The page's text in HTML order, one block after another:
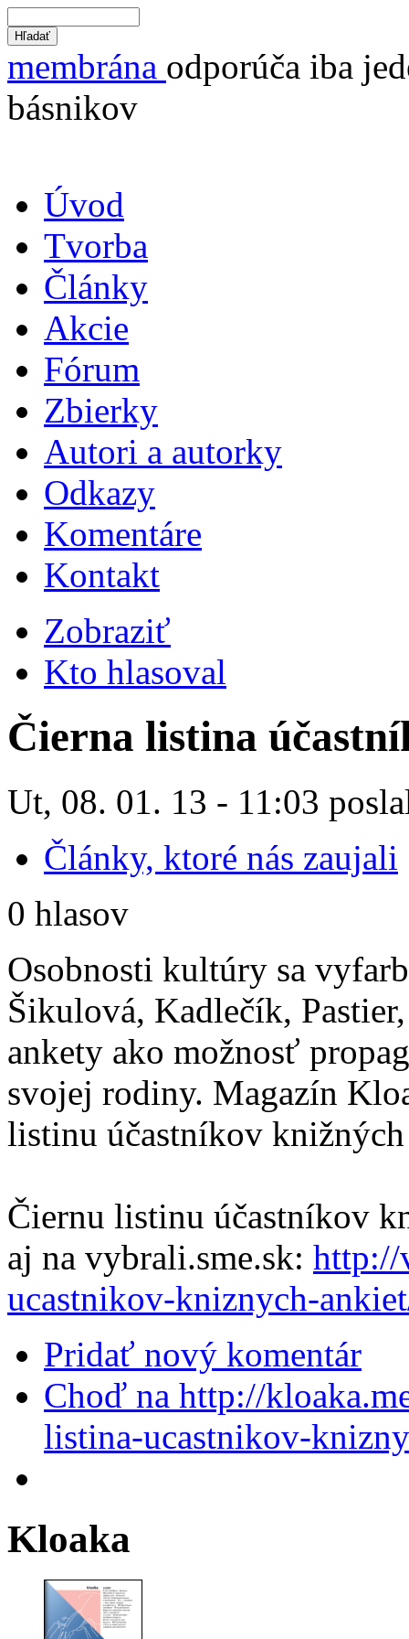
membrána odporúča iba
básnikov
Úvod
Tvorba
Články
Akcie
Fórum
Zbierky
Autori a autorky
Odkazy
Komentáre
Kontakt
Zobraziť
Kto hlasoval
Čierna listina
Ut, 08. 01. 13 - 11:03
Články, ktoré nás zaujali
0 hlasov
Osobnosti kultúry sa
Šikulová, Kadlečík,
ankety ako možnosť
svojej rodiny. Magazín
listinu účastníkov
Čiernu listinu účastníkov
aj na vybrali.sme.sk: http://
ucastnikov-kniznych-
Pridať nový komentár
Choď na http://
listina-ucastnikov-
Kloaka